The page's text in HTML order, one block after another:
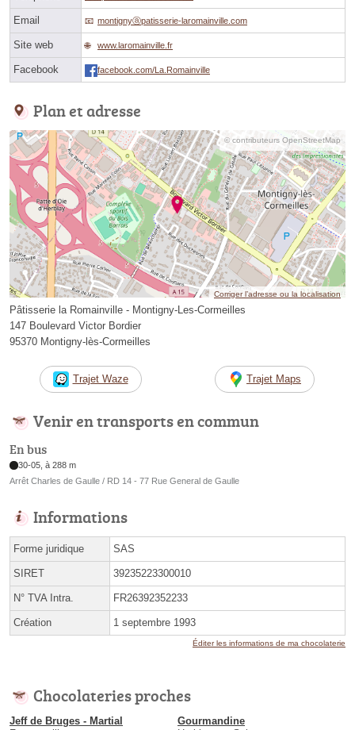
Email montignyⓐpatisserie-laromainville.com
Site web www.laromainville.fr
Facebook facebook.com/La.Romainville
Plan et adresse
© contributeurs OpenStreetMap
Corriger l’adresse ou la localisation
Pâtisserie la Romainville - Montigny-Les-Cormeilles
147 Boulevard Victor Bordier
95370 Montigny-lès-Cormeilles
Trajet Waze Trajet Maps
Venir en transports en commun
En bus
30-05, à 288 m
Arrêt Charles de Gaulle / RD 14 - 77 Rue General de Gaulle
Informations
Forme juridique SAS
SIRET 39235223300010
N° TVA Intra. FR26392352233
Création 1 septembre 1993
Éditer les informations de ma chocolaterie
Chocolateries proches
Jeff de Bruges - Martial
Gourmandine